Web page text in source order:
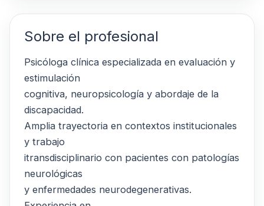
Sobre el profesional
Psicóloga clínica especializada en evaluación y
estimulación
cognitiva, neuropsicología y abordaje de la
discapacidad.
Amplia trayectoria en contextos institucionales
y trabajo
itransdisciplinario con pacientes con patologías
neurológicas
y enfermedades neurodegenerativas.